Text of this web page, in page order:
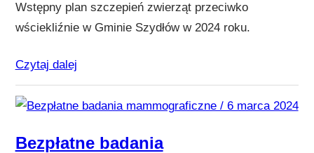
Wstępny plan szczepień zwierząt przeciwko
wściekliźnie w Gminie Szydłów w 2024 roku.
Czytaj dalej
Bezpłatne badania